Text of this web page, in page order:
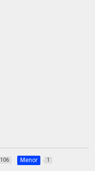
106 Menor 1